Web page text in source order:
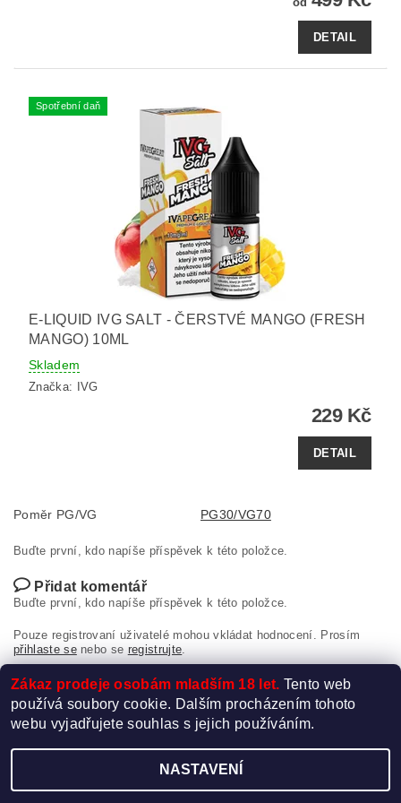
DETAIL
Spotřební daň
E-LIQUID IVG SALT - ČERSTVÉ MANGO (FRESH
MANGO) 10ML
Skladem
Značka: IVG
229 Kč
DETAIL
Poměr PG/VG PG30/VG70
Buďte první, kdo napíše příspěvek k této položce.
Přidat komentář
Buďte první, kdo napíše příspěvek k této položce.
Pouze registrovaní uživatelé mohou vkládat hodnocení. Prosím
přihlaste senebo se registrujte
Zákaz prodeje osobám mladším 18 let. Tento web
používá soubory cookie. Dalším procházením tohoto
webu vyjadřujete souhlas s jejich používáním.
NASTAVENÍ